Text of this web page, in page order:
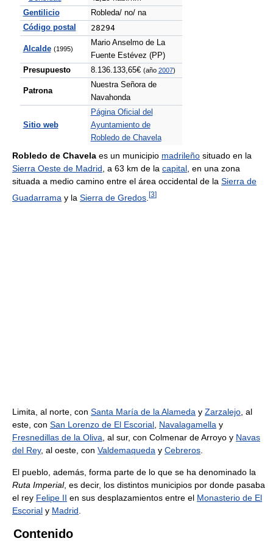
Gentilicio
Robleda/ no/ na
Código postal
28294
Alcalde (1995)
Mario Anselmo de La
Fuente Estévez (PP)
Presupuesto
8.136.133,65€ (año 2007)
Patrona
Nuestra Señora de
Navahonda
Sitio web
Página Oficial del
Ayuntamiento de
Robledo de Chavela
Robledo de Chavela es un municipio madrileño situado en la
Sierra Oeste de Madrid , a 63 km de la capital , en una zona
situada a medio camino entre el área occidental de la Sierra de
Guadarrama y la Sierra de Gredos [3]
Limita, al norte, con Santa María de la Alameda y Zarzalejo , al
este, con San Lorenzo de El Escorial Navalagamella y
Fresnedillas de la Oliva , al sur, con Colmenar de Arroyo y Navas
del Rey, al oeste, con Valdemaqueda y Cebreros
El pueblo, además, forma parte de lo que se ha denominado la
Ruta Imperial, es decir, los distintos municipios por donde pasaba
el rey Felipe II en sus desplazamientos entre el Monasterio de El
Escorial y Madrid
Contenido